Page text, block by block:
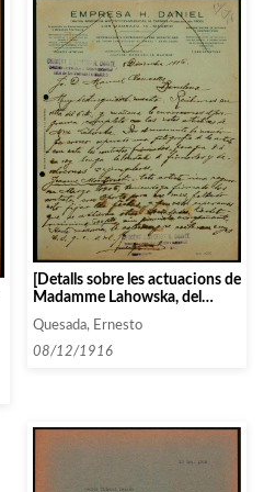
[Detalls sobre les actuacions de
Madamme Lahowska, del
Montjovet. Parlen també dels
currículums dels artistes]
Quesada, Ernesto
08/12/1916